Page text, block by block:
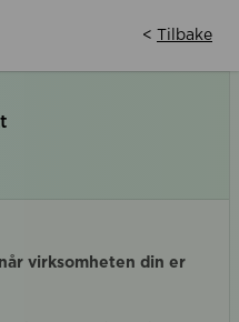
< Tilbake
virksomheten din er